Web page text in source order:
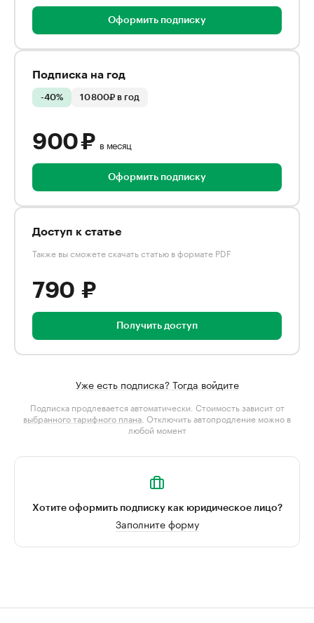
Оформить подписку
Подписка на год
-40% 10 800₽ в год
900 ₽ в месяц
Оформить подписку
Доступ к статье
Также вы сможете скачать статью в формате PDF
790 ₽
Получить доступ
Уже есть подписка? Тогда войдите
Подписка продлевается автоматически. Стоимость зависит от
выбранного тарифного плана . Отключить автопродление можно в
любой момент
Хотите оформить подписку как юридическое лицо?
Заполните форму